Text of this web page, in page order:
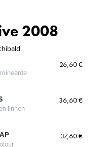
2008
26,60 €
linnen
36,60 €
37,60 €